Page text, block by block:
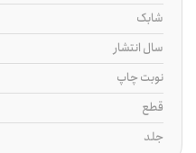
شابک
سال انتشار
نوبت چاپ
قطع
جلد